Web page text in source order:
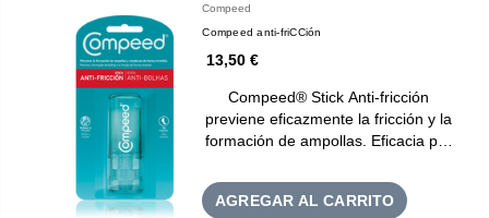
Compeed
Compeed anti-friCCión
13,50 €
Compeed® Stick Anti-fricción
previene eficazmente la fricción y la
formación de ampollas. Eficacia p…
AGREGAR AL CARRITO